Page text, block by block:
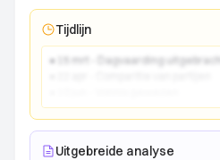
Tijdlijn
● 15 mrt - Dagvaarding uitgebracht
Uitgebreide analyse